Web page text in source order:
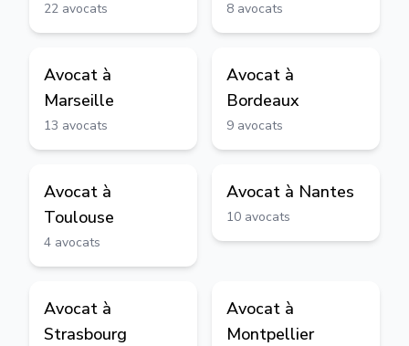
22 avocats 8 avocats
Avocat à
Marseille
13 avocats
Avocat à
Bordeaux
9 avocats
Avocat à
Toulouse
4 avocats
Avocat à Nantes
10 avocats
Avocat à
Strasbourg
Avocat à
Montpellier